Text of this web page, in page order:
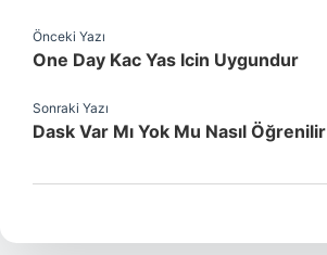
Önceki Yazı
One Day Kac Yas Icin Uygundur
Sonraki Yazı
Dask Var Mı Yok Mu Nasıl Öğrenilir